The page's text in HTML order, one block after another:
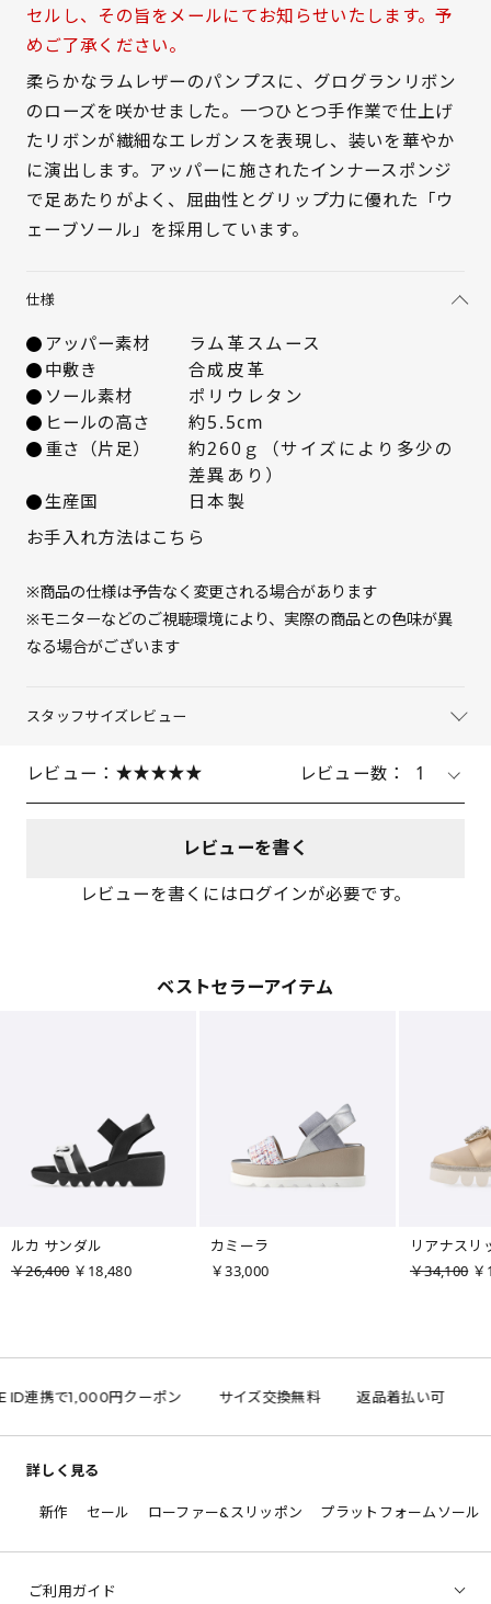
21.5cm × 在庫なし
22cm × 在庫なし
22.5cm × 在庫なし
23.5cm × 在庫なし
24cm × 在庫なし
24.5cm △ 概ね１週間後に発送
25cm △ 概ね１週間後に発送
セルし、その旨をメールにてお知らせいたします。予
めご了承ください。
柔らかなラムレザーのパンプスに、グログランリボン
のローズを咲かせました。一つひとつ手作業で仕上げ
たリボンが繊細なエレガンスを表現し、装いを華やか
に演出します。アッパーに施されたインナースポンジ
で足あたりがよく、屈曲性とグリップ力に優れた「ウ
ェーブソール」を採用しています。
仕様
アッパー素材
ラム革スムース
中敷き
合成皮革
ソール素材
ポリウレタン
ヒールの高さ
約5.5cm
重さ（片足）
約260ｇ（サイズにより多少の
差異あり）
生産国
日本製
お手入れ方法はこちら
※商品の仕様は予告なく変更される場合があります
※モニターなどのご視聴環境により、実際の商品との色味が異
なる場合がございます
スタッフサイズレビュー
レビュー： レビュー数： 1
レビューを書く
レビューを書くにはログインが必要です。
ベストセラーアイテム
ルカ サンダル
￥26,400 ￥18,480
カミーラ
￥33,000
リアナスリ
￥34,100
連携で1,000円クーポン サイズ交換無料 返品着払い可
詳しく見る
新作 セール ローファー&スリッポン プラットフォームソール
ご利用ガイド